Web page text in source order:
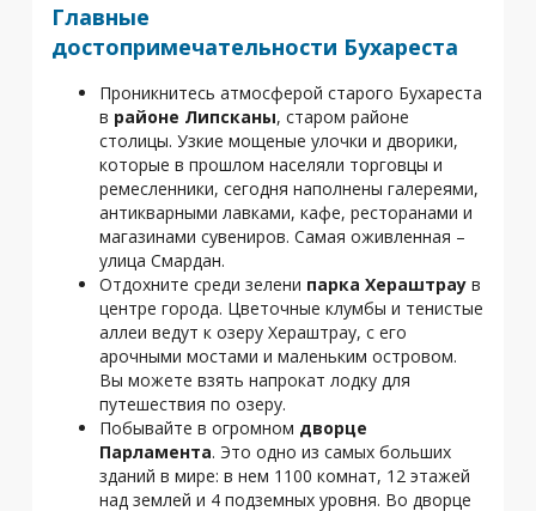
Главные
достопримечательности Бухареста
Проникнитесь атмосферой старого Бухареста
в районе Липсканы, старом районе
столицы. Узкие мощеные улочки и дворики,
которые в прошлом населяли торговцы и
ремесленники, сегодня наполнены галереями,
антикварными лавками, кафе, ресторанами и
магазинами сувениров. Самая оживленная –
улица Смардан.
Отдохните среди зелени парка Хераштраув
центре города. Цветочные клумбы и тенистые
аллеи ведут к озеру Хераштрау, с его
арочными мостами и маленьким островом.
Вы можете взять напрокат лодку для
путешествия по озеру.
Побывайте в огромном дворце
Парламента. Это одно из самых больших
зданий в мире: в нем 1100 комнат, 12 этажей
над землей и 4 подземных уровня. Во дворце